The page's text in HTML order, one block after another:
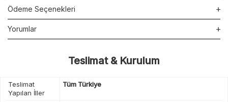
Ödeme Seçenekleri
Yorumlar
Teslimat & Kurulum
Teslimat
Yapılan İller
Tüm Türkiye